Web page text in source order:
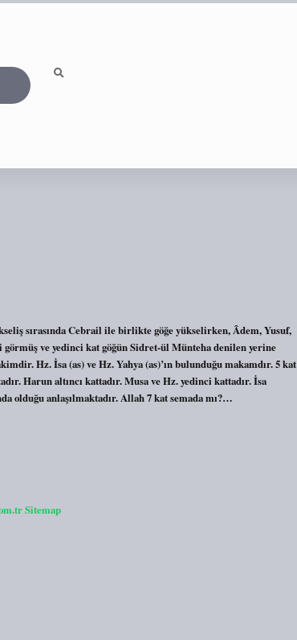
sırasında Cebrail ile birlikte göğe yükselirken, Âdem, Yusuf,
ve yedinci kat göğün Sidret-ül Münteha denilen yerine
Hz. İsa (as) ve Hz. Yahya (as)’ın bulunduğu makamdır. 5 kat
Harun altıncı kattadır. Musa ve Hz. yedinci kattadır. İsa
olduğu anlaşılmaktadır. Allah 7 kat semada mı?…
Sitemap